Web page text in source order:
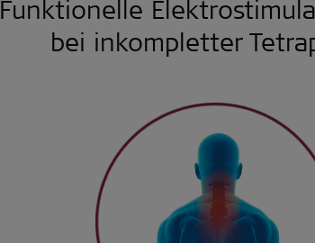
Funktionelle
bei inkompletter